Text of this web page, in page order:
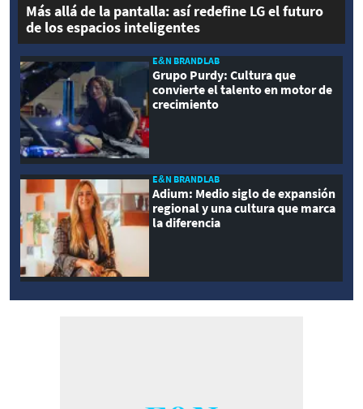
Más allá de la pantalla: así redefine LG el futuro
de los espacios inteligentes
E&N BRANDLAB
Grupo Purdy: Cultura que
convierte el talento en motor de
crecimiento
E&N BRANDLAB
Adium: Medio siglo de expansión
regional y una cultura que marca
la diferencia